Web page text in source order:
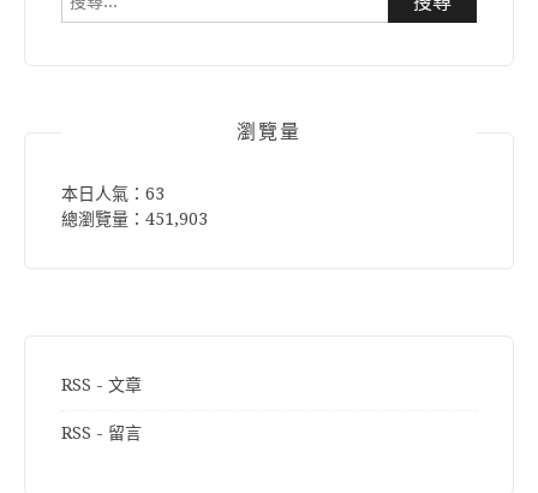
瀏覽量
本日人氣：63
總瀏覽量：451,903
RSS - 文章
RSS - 留言